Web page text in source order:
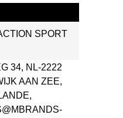
SPORT
34, NL-2222
AAN ZEE,